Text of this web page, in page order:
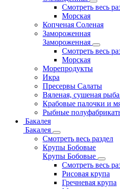
Смотреть весь
Морская
Копченая Соленая
Замороженная
Замороженная
Смотреть весь
Морская
Морепродукты
Икра
Пресервы Салаты
Вяленая, сушеная
Крабовые палочки и
Рыбные
Бакалея
Бакалея
Смотреть весь раздел
Крупы Бобовые
Крупы Бобовые
Смотреть весь
Рисовая крупа
Гречневая крупа